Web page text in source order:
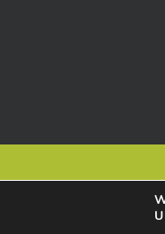
Algemene